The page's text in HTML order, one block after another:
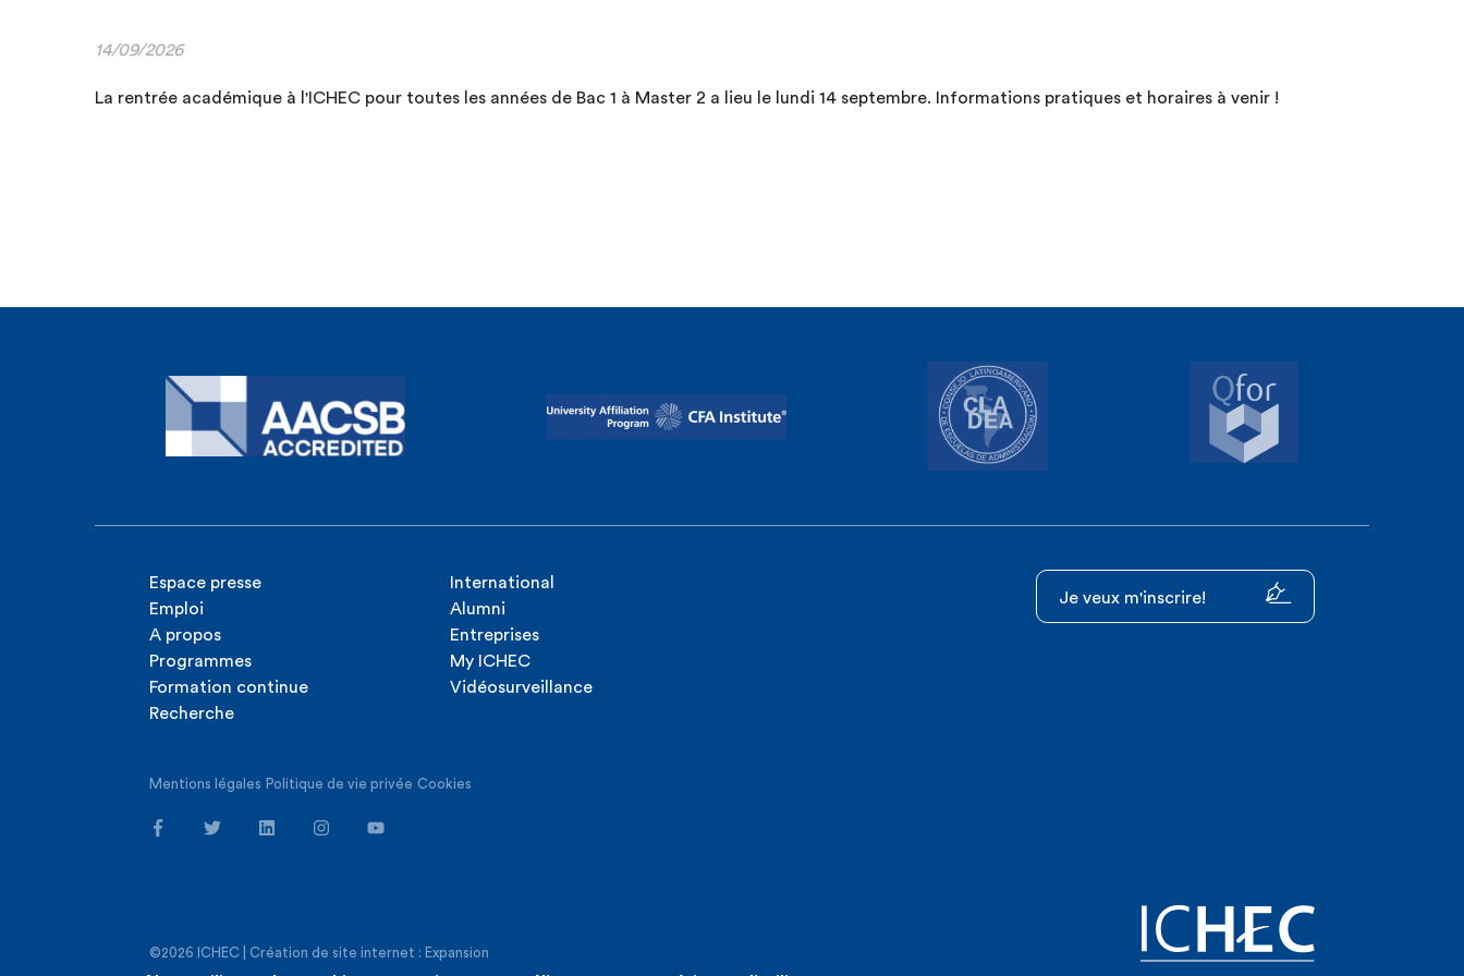
14/09/2026
La rentrée académique à l'ICHEC pour toutes les années de Bac 1 à Master 2 a lieu le lundi 14 septembre. Informations pratiques et horaires à venir !
Espace presse
Emploi
A propos
Programmes
Formation continue
Recherche
International
Alumni
Entreprises
My ICHEC
Vidéosurveillance
Je veux m'inscrire!
Mentions légales Politique de vie privée Cookies
©2026 ICHEC | Création de site internet : Expansion